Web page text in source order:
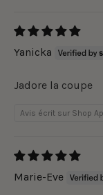
Yanicka
Jadore la coupe
Avis écrit sur Shop
Marie-Eve